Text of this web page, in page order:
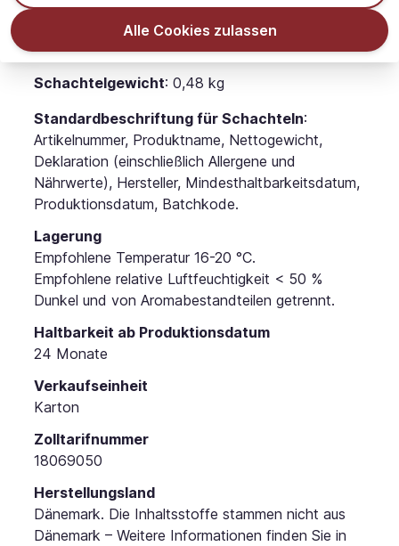
Pappschachtel verpackt ist.
Schachtelgewicht: 0,48 kg
Standardbeschriftung für Schachteln:
Artikelnummer, Produktname, Nettogewicht,
Deklaration (einschließlich Allergene und
Nährwerte), Hersteller, Mindesthaltbarkeitsdatum,
Produktionsdatum, Batchkode.
Lagerung
Empfohlene Temperatur 16-20 °C.
Empfohlene relative Luftfeuchtigkeit < 50 %
Dunkel und von Aromabestandteilen getrennt.
Haltbarkeit ab Produktionsdatum
24 Monate
Verkaufseinheit
Karton
Zolltarifnummer
18069050
Herstellungsland
Dänemark. Die Inhaltsstoffe stammen nicht aus
Dänemark – Weitere Informationen finden Sie in
Alle Cookies zulassen